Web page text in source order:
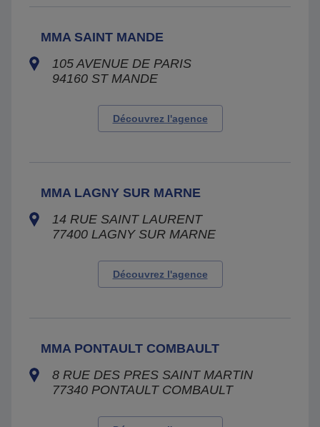
MMA SAINT MANDE
105 AVENUE DE PARIS
94160 ST MANDE
Découvrez l'agence
MMA LAGNY SUR MARNE
14 RUE SAINT LAURENT
77400 LAGNY SUR MARNE
Découvrez l'agence
MMA PONTAULT COMBAULT
8 RUE DES PRES SAINT MARTIN
77340 PONTAULT COMBAULT